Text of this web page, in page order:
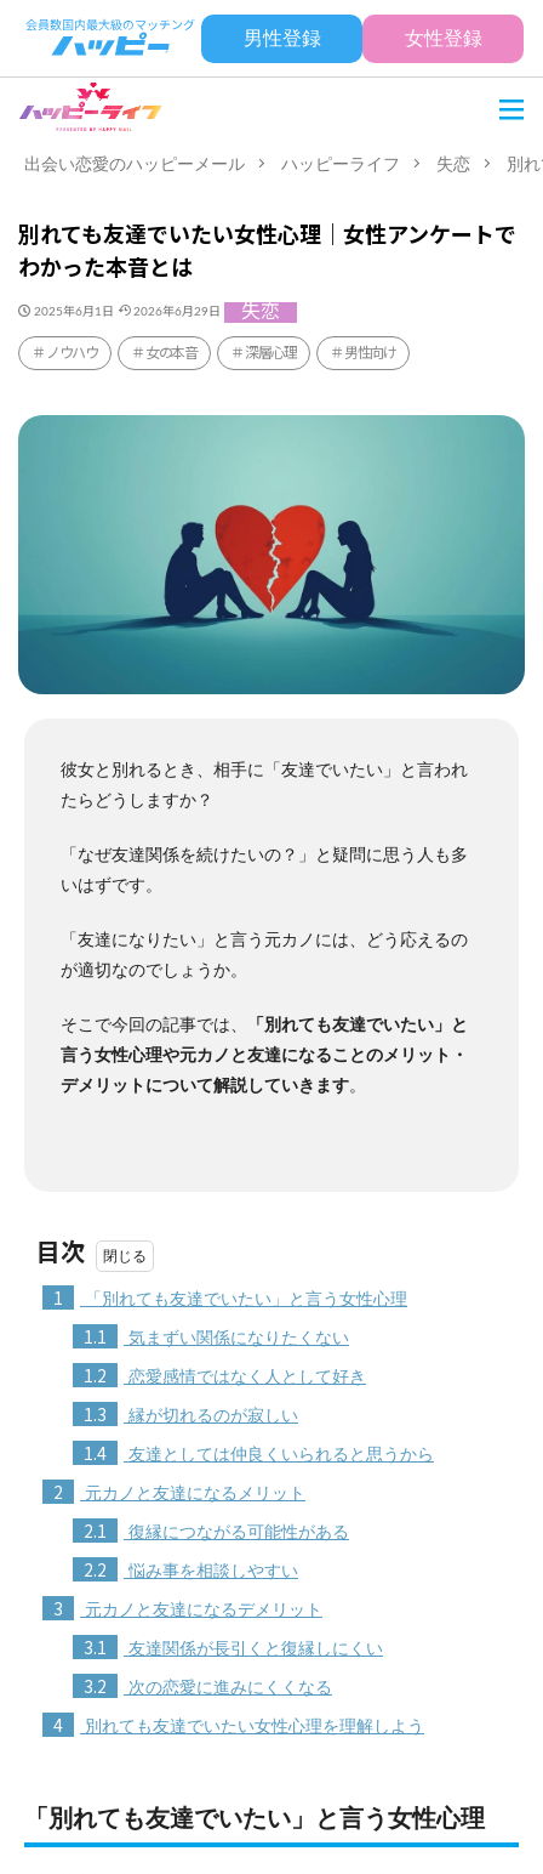
男性登録 女性登録
出会い恋愛のハッピーメール ハッピーライフ 失恋 別
別れても友達でいたい女性心理｜女性アンケートで
わかった本音とは
2025年6月1日 2026年6月29日 失恋
ノウハウ 女の本音 深層心理 男性向け
彼女と別れるとき、相手に「友達でいたい」と言われ
たらどうしますか？
「なぜ友達関係を続けたいの？」と疑問に思う人も多
いはずです。
「友達になりたい」と言う元カノには、どう応えるの
が適切なのでしょうか。
そこで今回の記事では、
「別れても友達でいたい」と
言う女性心理や元カノと友達になることのメリット・
デメリットについて解説していきます。
目次
1 「別れても友達でいたい」と言う女性心理
1.1 気まずい関係になりたくない
1.2 恋愛感情ではなく人として好き
1.3 縁が切れるのが寂しい
1.4 友達としては仲良くいられると思うから
2 元カノと友達になるメリット
2.1 復縁につながる可能性がある
2.2 悩み事を相談しやすい
3 元カノと友達になるデメリット
3.1 友達関係が長引くと復縁しにくい
3.2 次の恋愛に進みにくくなる
4 別れても友達でいたい女性心理を理解しよう
「別れても友達でいたい」と言う女性心理